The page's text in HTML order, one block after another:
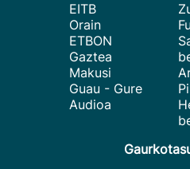
EITB
Orain
ETBON
Gaztea
Makusi
Guau - Gure
Audioa